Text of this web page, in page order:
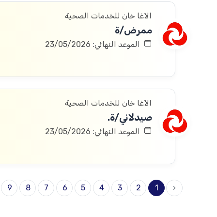
الآغا خان للخدمات الصحية
ممرض/ة
الموعد النهائي: 23/05/2026
الآغا خان للخدمات الصحية
صيدلاني/ة.
الموعد النهائي: 23/05/2026
‹
1
2
3
4
5
6
7
8
9